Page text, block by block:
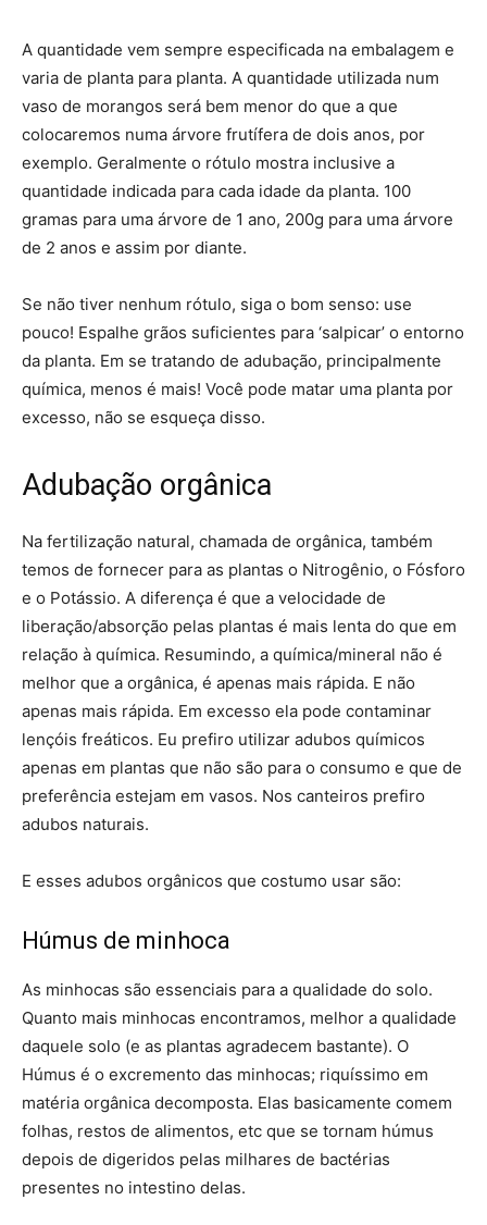
A quantidade vem sempre especificada na embalagem e
varia de planta para planta. A quantidade utilizada num
vaso de morangos será bem menor do que a que
colocaremos numa árvore frutífera de dois anos, por
exemplo. Geralmente o rótulo mostra inclusive a
quantidade indicada para cada idade da planta. 100
gramas para uma árvore de 1 ano, 200g para uma árvore
de 2 anos e assim por diante.
Se não tiver nenhum rótulo, siga o bom senso: use
pouco! Espalhe grãos suficientes para ‘salpicar’ o entorno
da planta. Em se tratando de adubação, principalmente
química, menos é mais! Você pode matar uma planta por
excesso, não se esqueça disso.
Adubação orgânica
Na fertilização natural, chamada de orgânica, também
temos de fornecer para as plantas o Nitrogênio, o Fósforo
e o Potássio. A diferença é que a velocidade de
liberação/absorção pelas plantas é mais lenta do que em
relação à química. Resumindo, a química/mineral não é
melhor que a orgânica, é apenas mais rápida. E não
apenas mais rápida. Em excesso ela pode contaminar
lençóis freáticos. Eu prefiro utilizar adubos químicos
apenas em plantas que não são para o consumo e que de
preferência estejam em vasos. Nos canteiros prefiro
adubos naturais.
E esses adubos orgânicos que costumo usar são:
Húmus de minhoca
As minhocas são essenciais para a qualidade do solo.
Quanto mais minhocas encontramos, melhor a qualidade
daquele solo (e as plantas agradecem bastante). O
Húmus é o excremento das minhocas; riquíssimo em
matéria orgânica decomposta. Elas basicamente comem
folhas, restos de alimentos, etc que se tornam húmus
depois de digeridos pelas milhares de bactérias
presentes no intestino delas.